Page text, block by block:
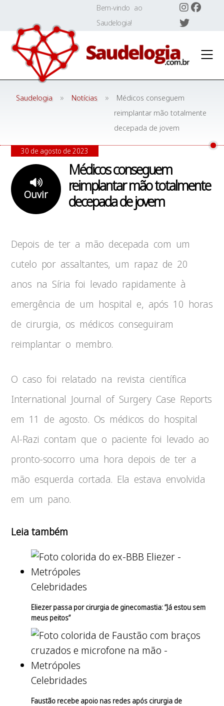
content
Bem-vindo ao
Saudelogia!
Saudelogia » Notícias »
Médicos conseguem
reimplantar mão totalmente
decepada de jovem
Médicos conseguem
reimplantar mão totalmente
decepada de jovem
Ouvir
30 de agosto de 2023
Depois de ter a mão decepada com um
cutelo por assaltantes, um rapaz de 20
anos na Síria foi levado rapidamente à
emergência de um hospital e, após 10 horas
de cirurgia, os médicos conseguiram
reimplantar o membro.
O caso foi relatado na revista científica
International Journal of Surgery Case Reports
em 11 de agosto. Os médicos do hospital
Al-Razi contam que o paciente foi levado ao
pronto-socorro uma hora depois de ter a
mão esquerda cortada. Ela estava envolvida
em um pano.
Leia também
Celebridades
Eliezer passa por cirurgia de ginecomastia: “Já estou sem
meus peitos”
Celebridades
Faustão recebe apoio nas redes após cirurgia de